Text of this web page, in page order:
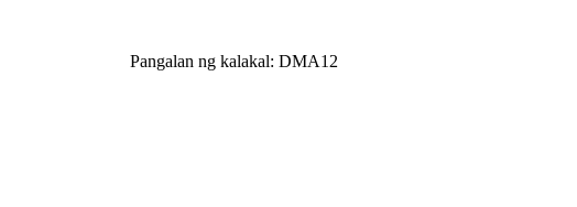
Pangalan ng kalakal: DMA12